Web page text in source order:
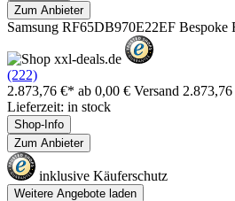
Zum Anbieter
Samsung RF65DB970E22EF Bespoke
(222)
2.873,76 €* ab 0,00 € Versand
Lieferzeit: in stock
Shop-Info
Zum Anbieter
inklusive Käuferschutz
Weitere Angebote laden